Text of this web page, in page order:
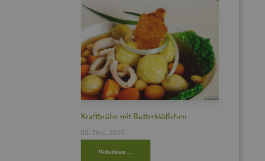
Kraft­brü­he mit But­ter­klö­ßchen
05. Dez, 2025
Wei­ter­le­sen …